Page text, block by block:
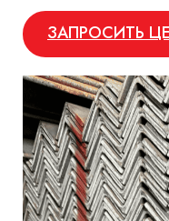
ЗАПРОСИТЬ